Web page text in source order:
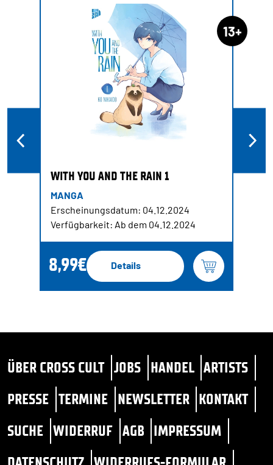
13+
WITH YOU AND THE RAIN 1
MANGA
Erscheinungsdatum: 04.12.2024
Verfügbarkeit: Ab dem 04.12.2024
8,99€ Details
ÜBER CROSS CULT JOBS HANDEL ARTISTS
PRESSE TERMINE NEWSLETTER KONTAKT
SUCHE WIDERRUF AGB IMPRESSUM